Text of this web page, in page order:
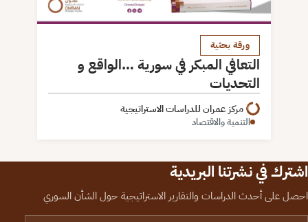
ورقة بحثية
التعافي المبكر في سورية …الواقع و
التحديات
مركز عمران للدراسات الاستراتيجية
التنمية والاقتصاد
اشترك في نشرتنا البريدية
احصل على أحدث الدراسات والتقارير الاستراتيجية حول الشأن السوري